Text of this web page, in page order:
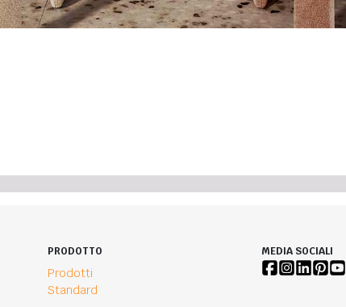
PRODOTTO
Prodotti
Standard
MEDIA SOCIALI